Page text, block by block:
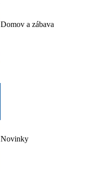
Domov a zábava
Novinky